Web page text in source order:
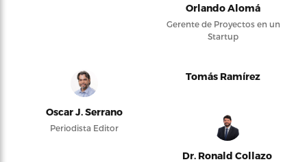
Orlando Alomá
Gerente de Proyectos en un
Startup
Oscar J. Serrano
Periodista Editor
Tomás Ramírez
Dr. Ronald Collazo